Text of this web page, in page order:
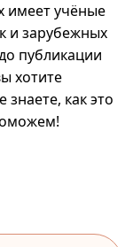
имеет учёные
и зарубежных
публикации
хотите
как это